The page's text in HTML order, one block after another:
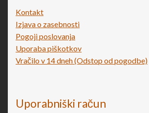
Kontakt
Izjava o zasebnosti
Pogoji poslovanja
Uporaba piškotkov
Vračilo v 14 dneh (Odstop od pogodbe)
Uporabniški račun